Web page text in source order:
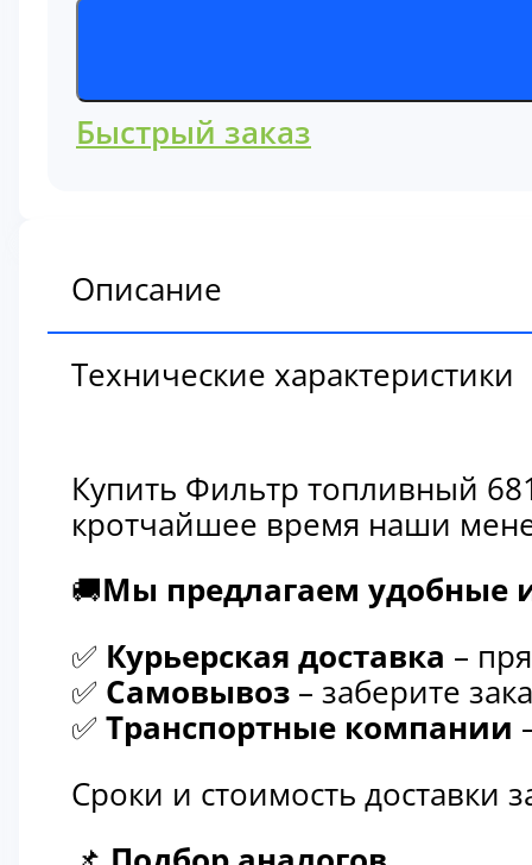
товара
топливный
68127177
Быстрый заказ
Описание
Технические характеристики
Купить Фильтр топливный
кротчайшее время наши
🚚Мы предлагаем удобные
✅ Курьерская доставка –
✅ Самовывоз – заберите
✅ Транспортные компании
Сроки и стоимость доставки